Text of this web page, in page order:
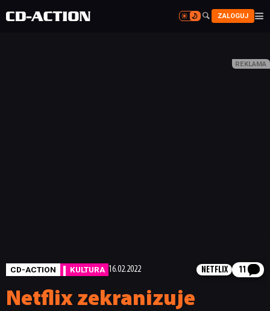

 ZALOGUJ 

CD-ACTION KULTURA 16.02.2022 NETFLIX 11
Netflix zekranizuje